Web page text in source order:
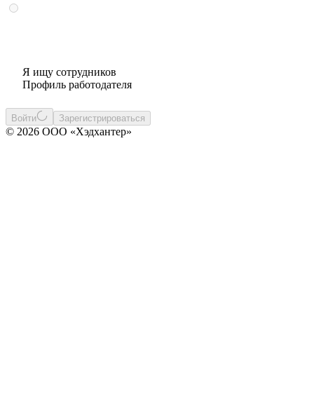
Я ищу сотрудников
Профиль работодателя
Войти Зарегистрироваться
© 2026 ООО «Хэдхантер»